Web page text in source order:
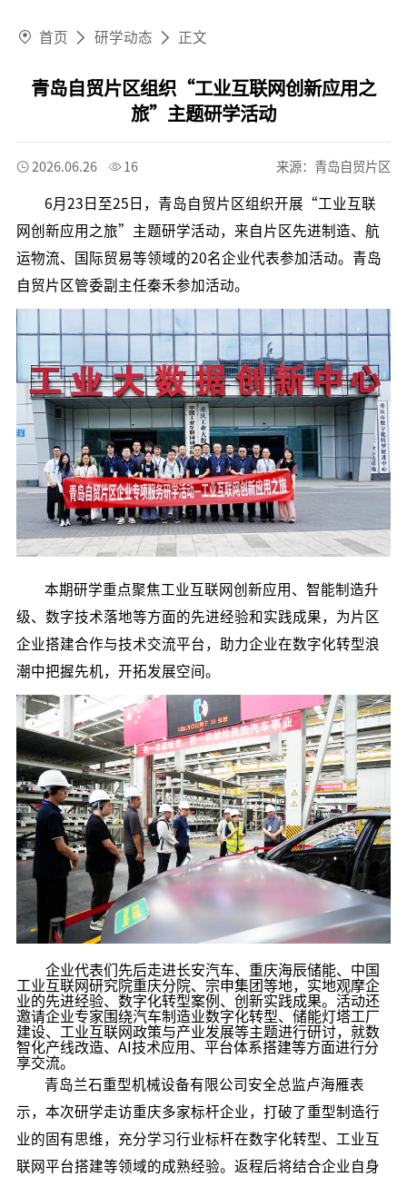
首页 研学动态 正文
青岛自贸片区组织“工业互联网创新应用之
旅”主题研学活动
2026.06.26 16 来源：青岛自贸片区
6月23日至25日，青岛自贸片区组织开展“工业互联
网创新应用之旅”主题研学活动，来自片区先进制造、航
运物流、国际贸易等领域的20名企业代表参加活动。青岛
自贸片区管委副主任秦禾参加活动。
本期研学重点聚焦工业互联网创新应用、智能制造升
级、数字技术落地等方面的先进经验和实践成果，为片区
企业搭建合作与技术交流平台，助力企业在数字化转型浪
潮中把握先机，开拓发展空间。
企业代表们先后走进长安汽车、重庆海辰储能、中国
工业互联网研究院重庆分院、宗申集团等地，实地观摩企
业的先进经验、数字化转型案例、创新实践成果。活动还
邀请企业专家围绕汽车制造业数字化转型、储能灯塔工厂
建设、工业互联网政策与产业发展等主题进行研讨，就数
智化产线改造、AI技术应用、平台体系搭建等方面进行分
享交流。
青岛兰石重型机械设备有限公司安全总监卢海雁表
示，本次研学走访重庆多家标杆企业，打破了重型制造行
业的固有思维，充分学习行业标杆在数字化转型、工业互
联网平台搭建等领域的成熟经验。返程后将结合企业自身